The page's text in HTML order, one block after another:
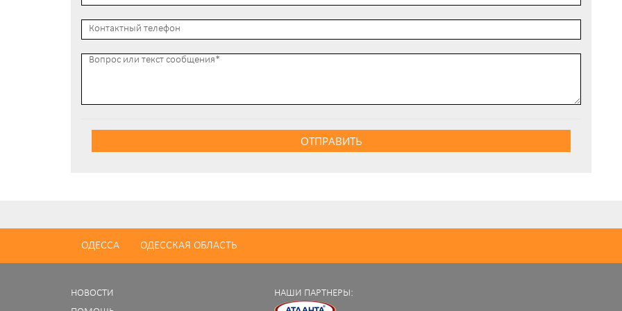
ОТПРАВИТЬ
ОДЕССА ОДЕССКАЯ ОБЛАСТЬ
НОВОСТИ
НАШИ ПАРТНЕРЫ: